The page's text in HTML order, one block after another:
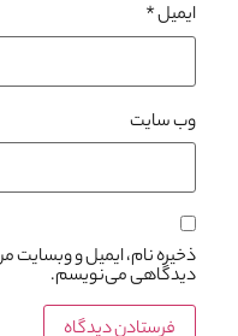
ایمیل*
وب‌ سایت
ذخیره نام، ایمیل و وبسایت
دیدگاهی می‌نویسم.